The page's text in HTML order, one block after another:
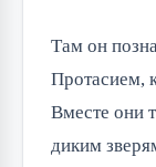
Там он
Протасием,
Вместе они
диким